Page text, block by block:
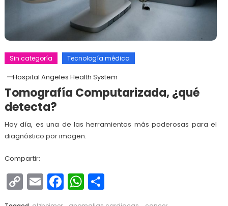
Sin categoría Tecnología médica
Hospital Angeles Health System
Tomografía Computarizada, ¿qué
detecta?
Hoy día, es una de las herramientas más poderosas para el
diagnóstico por imagen.
Compartir:
Copy
Link
EmailFacebook
WhatsApp
Compartir